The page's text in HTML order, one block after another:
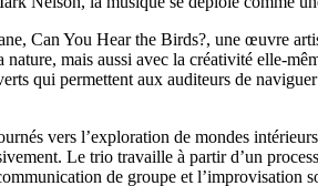
Can You Hear the Birds?, une œuvre
nature, mais aussi avec la créativité elle-
qui permettent aux auditeurs de
vers l’exploration de mondes
Le trio travaille à partir d’un
de groupe et